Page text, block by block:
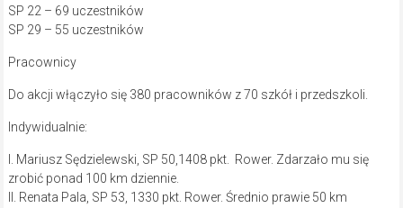
SP 22 – 69 uczestników
SP 29 – 55 uczestników
Pracownicy
Do akcji włączyło się 380 pracowników z 70 szkół i przedszkoli.
Indywidualnie:
I. Mariusz Sędzielewski, SP 50,1408 pkt. Rower. Zdarzało mu się
zrobić ponad 100 km dziennie.
II. Renata Pala, SP 53, 1330 pkt. Rower. Średnio prawie 50 km